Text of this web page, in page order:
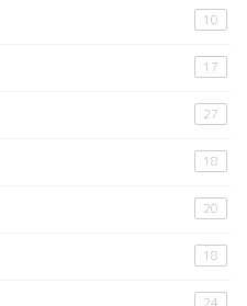
10
17
27
18
20
18
24